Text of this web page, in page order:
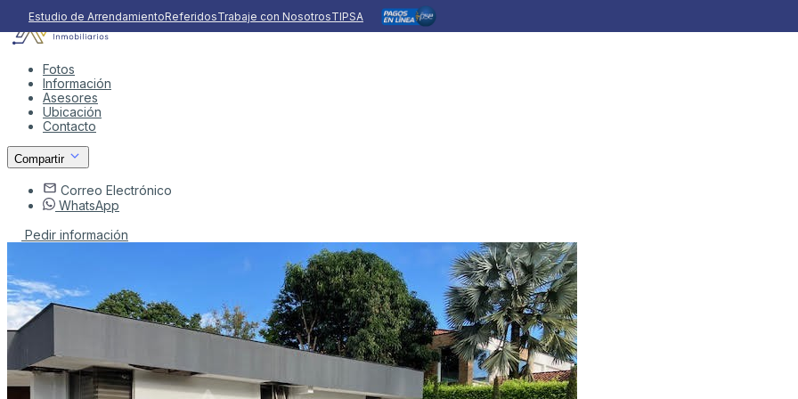
Estudio de ArrendamientoReferidosTrabaje con NosotrosTIPSA
Fotos
Información
Asesores
Ubicación
Contacto
Compartir
Correo Electrónico
WhatsApp
Pedir información